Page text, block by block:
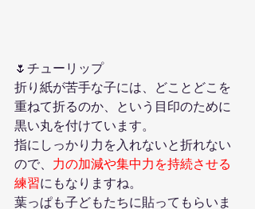
🌷チューリップ
折り紙が苦手な子には、どことどこを
重ねて折るのか、という目印のために
黒い丸を付けています。
指にしっかり力を入れないと折れない
ので、 力の加減や集中力を持続させる
練習にもなりますね。
葉っぱも子どもたちに貼ってもらいま